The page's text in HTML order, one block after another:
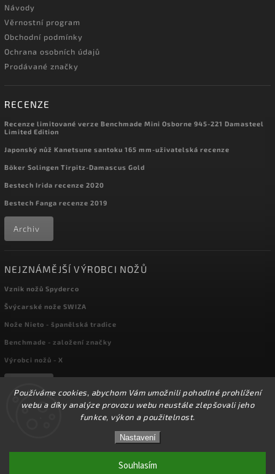
Používáme cookies, abychom Vám umožnili pohodlné prohlížení
webu a díky analýze provozu webu neustále zlepšovali jeho
funkce, výkon a použitelnost.
Nastavení
Souhlasím
☀️Ve dnech 3-14.8 2026 máme zavřeno z důvodu
DOVOLENÉ. Eshop zůstává v provozu, objednávky
budeme zpracovávat v pondělí 17.8.2026. Děkujeme za
pochopení.☀️
Návody
Věrnostní program
Obchodní podmínky
Ochrana osobních údajů
Prodávané značky
RECENZE
Recenze limitované verze Benchmade Mini Osborne 945-221 Damasteel
Limited Edition
Japonský nůž Kanetsune santoku 165 mm-uživatelská recenze
Böker Solingen Tirpitz-Damascus Gold
Bestech Irida recenze 2020
Bestech Fanga recenze 2019
Archiv
NEJZNÁMĚJŠÍ VÝROBCI NOŽŮ
Vznik nožů Spyderco
Švýcarské nože SWIZA
Nože Nieto - španělská tradice
Benchmade - založení značky
Výrobci nožů - X
kapesni-noze.cz
Upravit nastavení cookies